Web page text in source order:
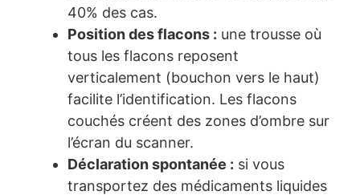
40% des cas.
Position des flacons : une trousse où
tous les flacons reposent
verticalement (bouchon vers le haut)
facilite l’identification. Les flacons
couchés créent des zones d’ombre sur
l’écran du scanner.
Déclaration spontanée : si vous
transportez des médicaments liquides